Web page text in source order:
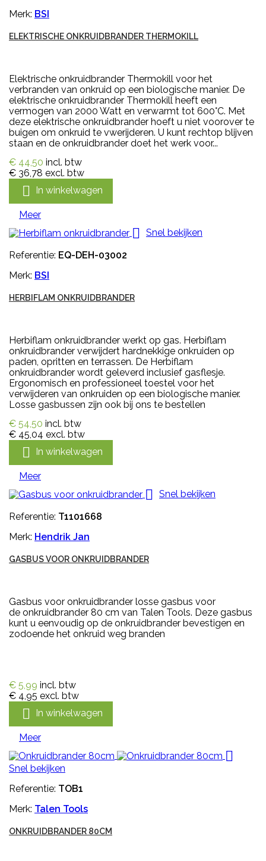
Merk: BSI
ELEKTRISCHE ONKRUIDBRANDER THERMOKILL
Elektrische onkruidbrander Thermokill voor het
verbranden van onkruid op een biologische manier. De
elektrische onkruidbrander Thermokill heeft een
vermogen van 2000 Watt en verwarmt tot 600°C. Met
deze elektrische onkruidbrander hoeft u niet voorover te
buigen om onkruid te vwerijderen. U kunt rechtop blijven
staan en de onkruidbrander doet het werk voor...
€ 44,50 incl. btw
€ 36,78 excl. btw
 In winkelwagen
Meer
 Snel bekijken
Referentie: EQ-DEH-03002
Merk: BSI
HERBIFLAM ONKRUIDBRANDER
Herbiflam onkruidbrander werkt op gas. Herbiflam
onkruidbrander verwijdert hardnekkige onkruiden op
paden, opritten en terrassen. De Herbiflam
onkruidbrander wordt geleverd inclusief gasflesje.
Ergonomisch en professioneel toestel voor het
verwijderen van onkruiden op een biologische manier.
Losse gasbussen zijn ook bij ons te bestellen
€ 54,50 incl. btw
€ 45,04 excl. btw
 In winkelwagen
Meer
 Snel bekijken
Referentie: T1101668
Merk: Hendrik Jan
GASBUS VOOR ONKRUIDBRANDER
Gasbus voor onkruidbrander losse gasbus voor
de onkruidbrander 80 cm van Talen Tools. Deze gasbus
kunt u eenvoudig op de onkruidbrander bevestigen en
zodoende het onkruid weg branden
€ 5,99 incl. btw
€ 4,95 excl. btw
 In winkelwagen
Meer

Snel bekijken
Referentie: TOB1
Merk: Talen Tools
ONKRUIDBRANDER 80CM